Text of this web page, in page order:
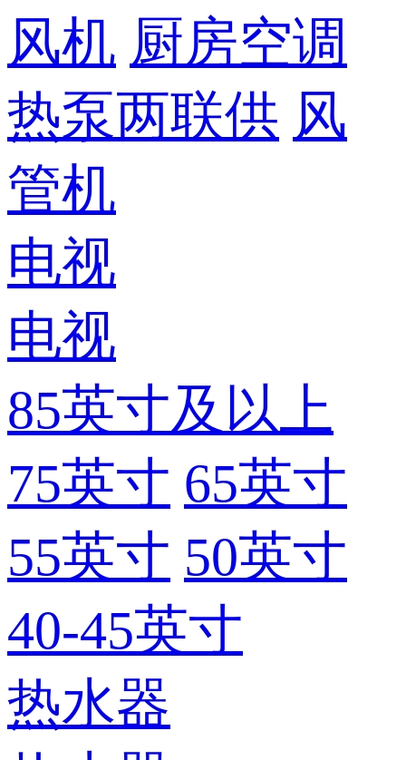
风机 厨房空调
热泵两联供 风
管机
电视
电视
85英寸及以上
75英寸 65英寸
55英寸 50英寸
40-45英寸
热水器